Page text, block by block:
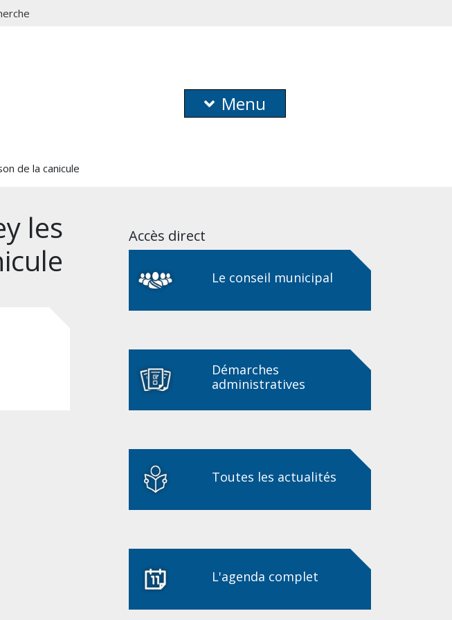
Menu
de la canicule
les
Accès direct
Le conseil municipal
Démarches
administratives
Toutes les actualités
L'agenda complet